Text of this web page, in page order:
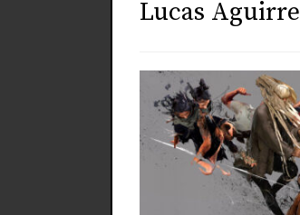
Lucas Aguirre